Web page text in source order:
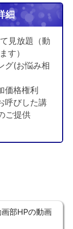
細
見放題（動
す）
グ(お悩み相
価格権利
呼びした講
ご提供
部HPの動画